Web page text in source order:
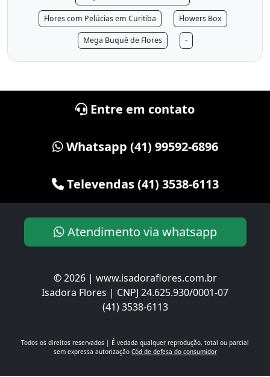
Flores com Pelúcias em Curitiba Flowers Box
Mega Buquê de Flores -
Entre em contato
Whatsapp (41) 99592-6896
Televendas (41) 3538-6113
Atendimento via whatsapp
© 2026 | www.isadoraflores.com.br
Isadora Flores | CNPJ 24.625.930/0001-07
(41) 3538-6113
Todos os direitos reservados | É vedada qualquer reprodução, total ou parcial
sem expressa autorização Cód de defesa do consumidor